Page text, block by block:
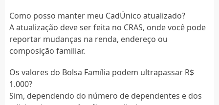
Como posso manter meu CadÚnico atualizado?
A atualização deve ser feita no CRAS, onde você pode
reportar mudanças na renda, endereço ou
composição familiar.
Os valores do Bolsa Família podem ultrapassar R$
1.000?
Sim, dependendo do número de dependentes e dos